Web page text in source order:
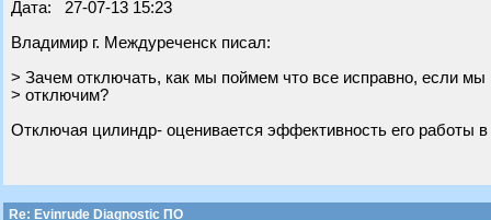
Дата: 27-07-13 15:23
Владимир г. Междуреченск писал:
> Зачем отключать, как мы поймем что все исправно, если мы
> отключим?
Отключая цилиндр- оценивается эффективность его работы
Re: Evinrude Diagnostic ПО